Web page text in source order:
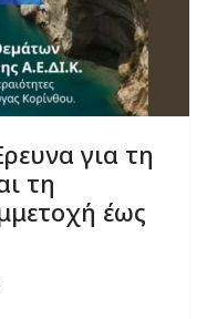
για τη
τη
έως